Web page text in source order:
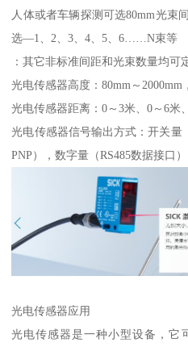
人体或者车辆探测可选80mm光束
选—1、2、3、4、5、6……N束等
：其它非标准间距和光束数量均可
光电传感器高度：80mm～2000mm
光电传感器距离：0～3米、0～6米
光电传感器信号输出方式：开关量
PNP），数字量（RS485数据接口
光电传感器应用
光电传感器是一种小型设备，它